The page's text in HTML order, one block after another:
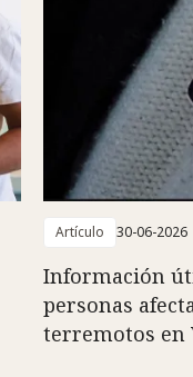
Artículo 30-06-2026
Información
personas
terremotos en